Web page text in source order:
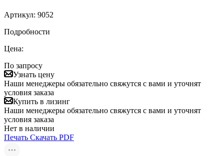
Артикул: 9052
Подробности
Цена:
По запросу
Узнать цену
Наши менеджеры обязательно свяжутся с вами и уточнят
условия заказа
Купить в лизинг
Наши менеджеры обязательно свяжутся с вами и уточнят
условия заказа
Нет в наличии
Печать Скачать PDF